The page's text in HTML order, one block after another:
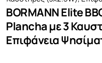
BORMANN Elite
Plancha με 3
Επιφάνεια